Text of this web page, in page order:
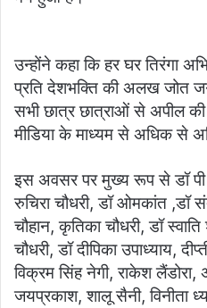
उन्होंने कहा कि हर घर तिरंगा
प्रति देशभक्ति की अलख जोत
सभी छात्र छात्राओं से अपील
मीडिया के माध्यम से अधिक से
इस अवसर पर मुख्य रूप से डॉ
रुचिरा चौधरी, डॉ ओमकांत ,डॉ
चौहान, कृतिका चौधरी, डॉ
चौधरी, डॉ दीपिका उपाध्याय,
विक्रम सिंह नेगी, राकेश लैंडोरा,
जयप्रकाश, शालू सैनी, विनीता